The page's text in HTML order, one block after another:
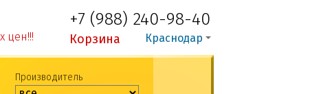
цен!!!
+7 (988) 240-98-40
Корзина Краснодар
Производитель